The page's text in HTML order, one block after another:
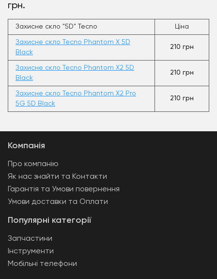
грн.
Захисне скло "5D" Tecno Ціна
Захисне скло Tecno Phantom X 5D
Black
210 грн
Захисне скло Tecno Phantom X2 5D
Black
210 грн
Захисне скло Tecno Phantom X2 Pro
5G 5D Black
210 грн
Популярні категорії
Запчастини
Інструменти
Мобільні телефони
Компанія
Про компанію
Як нас знайти та Контакти
Гарантія та Умови повернення
Умови доставки та Оплати